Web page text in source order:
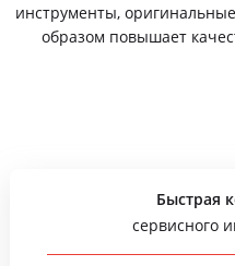
инструменты,
образом повышает
Быстрая
сервисного